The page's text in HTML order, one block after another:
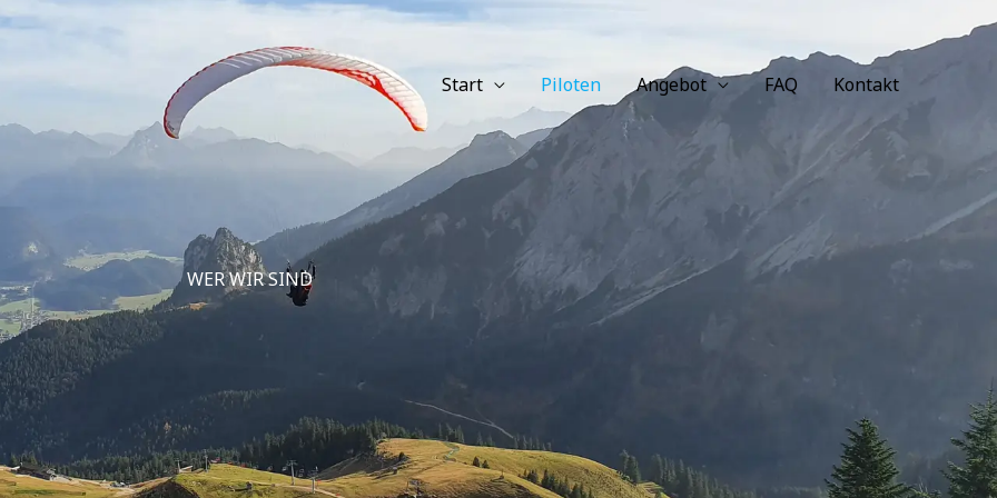
Start Piloten Angebot FAQ Kontakt
WER WIR SIND